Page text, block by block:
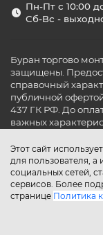
Этот сайт
для пользователя,
социальных сетей,
сервисов. Более
странице Политика
Пн-Пт с 10:00
Сб-Вс -
Буран торгово
защищены.
справочный
публичной
437 ГК РФ. До
важных